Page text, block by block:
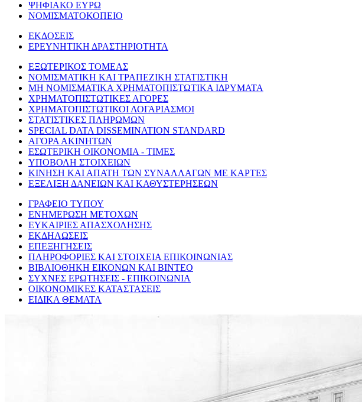
ΨΗΦΙΑΚΟ ΕΥΡΩ
ΝΟΜΙΣΜΑΤΟΚΟΠΕΙΟ
ΕΚΔΟΣΕΙΣ
ΕΡΕΥΝΗΤΙΚΗ ΔΡΑΣΤΗΡΙΟΤΗΤΑ
ΕΞΩΤΕΡΙΚΟΣ ΤΟΜΕΑΣ
ΝΟΜΙΣΜΑΤΙΚΗ ΚΑΙ ΤΡΑΠΕΖΙΚΗ ΣΤΑΤΙΣΤΙΚΗ
ΜΗ ΝΟΜΙΣΜΑΤΙΚΑ ΧΡΗΜΑΤΟΠΙΣΤΩΤΙΚΑ ΙΔΡΥΜΑΤΑ
ΧΡΗΜΑΤΟΠΙΣΤΩΤΙΚΕΣ ΑΓΟΡΕΣ
ΧΡΗΜΑΤΟΠΙΣΤΩΤΙΚΟΙ ΛΟΓΑΡΙΑΣΜΟΙ
ΣΤΑΤΙΣΤΙΚΕΣ ΠΛΗΡΩΜΩΝ
SPECIAL DATA DISSEMINATION STANDARD
ΑΓΟΡΑ ΑΚΙΝΗΤΩΝ
ΕΣΩΤΕΡΙΚΗ ΟΙΚΟΝΟΜΙΑ - ΤΙΜΕΣ
ΥΠΟΒΟΛΗ ΣΤΟΙΧΕΙΩΝ
ΚΙΝΗΣΗ ΚΑΙ ΑΠΑΤΗ ΤΩΝ ΣΥΝΑΛΛΑΓΩΝ ΜΕ ΚΑΡΤΕΣ
ΕΞΕΛΙΞΗ ΔΑΝΕΙΩΝ ΚΑΙ ΚΑΘΥΣΤΕΡΗΣΕΩΝ
ΓΡΑΦΕΙΟ ΤΥΠΟΥ
ΕΝΗΜΕΡΩΣΗ ΜΕΤΟΧΩΝ
ΕΥΚΑΙΡΙΕΣ ΑΠΑΣΧΟΛΗΣΗΣ
ΕΚΔΗΛΩΣΕΙΣ
ΕΠΕΞΗΓΗΣΕΙΣ
ΠΛΗΡΟΦΟΡΙΕΣ ΚΑΙ ΣΤΟΙΧΕΙΑ ΕΠΙΚΟΙΝΩΝΙΑΣ
ΒΙΒΛΙΟΘΗΚΗ ΕΙΚΟΝΩΝ ΚΑΙ ΒΙΝΤΕΟ
ΣΥΧΝΕΣ ΕΡΩΤΗΣΕΙΣ - ΕΠΙΚΟΙΝΩΝΙΑ
ΟΙΚΟΝΟΜΙΚΕΣ ΚΑΤΑΣΤΑΣΕΙΣ
ΕΙΔΙΚΑ ΘΕΜΑΤΑ